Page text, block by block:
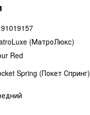
(МатроЛюкс)
Red
Spring (Покет Спринг)